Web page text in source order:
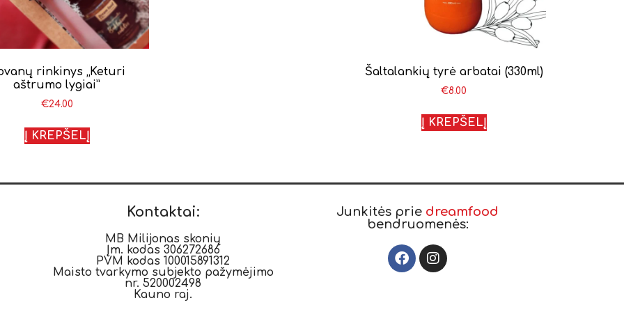
rinkinys „Keturi
aštrumo lygiai”
€24.00
Į KREPŠELĮ
Šaltalankių tyrė arbatai (330ml)
€8.00
Į KREPŠELĮ
Kontaktai:
MB Milijonas skonių
Įm. kodas 306272686
PVM kodas 100015891312
Maisto tvarkymo subjekto pažymėjimo
nr. 520002498
Kauno raj.
Junkitės prie dreamfood
bendruomenės: